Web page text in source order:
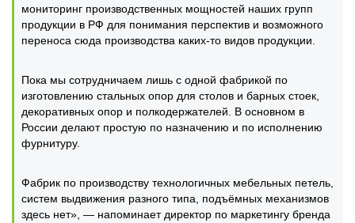
мониторинг производственных мощностей наших групп
продукции в РФ для понимания перспектив и возможного
переноса сюда производства каких-то видов продукции.
Пока мы сотрудничаем лишь с одной фабрикой по
изготовлению стальных опор для столов и барных стоек,
декоративных опор и полкодержателей. В основном в
России делают простую по назначению и по исполнению
фурнитуру.
Фабрик по производству технологичных мебельных петель,
систем выдвижения разного типа, подъёмных механизмов
здесь нет», — напоминает директор по маркетингу бренда